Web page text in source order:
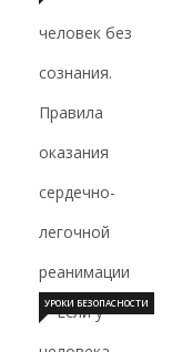
УРОКИ БЕЗОПАСНОСТИ